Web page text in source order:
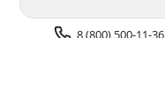
8 (800) 500-11-36